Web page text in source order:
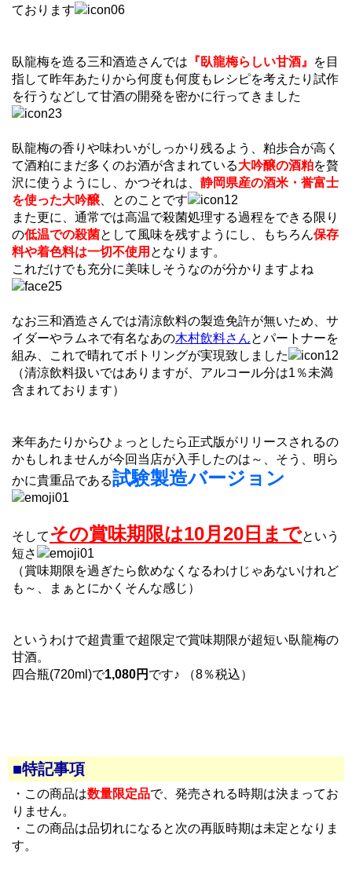
ております
臥龍梅を造る三和酒造さんでは 『臥龍梅らしい甘酒』
を目
指して昨年あたりから何度も何度もレシピを考えたり試作
を行うなどして甘酒の開発を密かに行ってきました
臥龍梅の香りや味わいがしっかり残るよう、粕歩合が高く
て酒粕にまだ多くのお酒が含まれている大吟醸の酒粕を贅
沢に使うようにし、かつそれは、 静岡県産の酒米・誉富士
を使った大吟醸 、とのことです
また更に、通常では高温で殺菌処理する過程をできる限り
の低温での殺菌として風味を残すようにし、もちろん保存
料や着色料は一切不使用 となります。
これだけでも充分に美味しそうなのが分かりますよね
なお三和酒造さんでは清涼飲料の製造免許が無いため、サ
イダーやラムネで有名なあの木村飲料さんとパートナーを
組み、これで晴れてボトリングが実現致しました
（清涼飲料扱いではありますが、アルコール分は1％未満
含まれております）
来年あたりからひょっとしたら正式版がリリースされるの
かもしれませんが今回当店が入手したのは～、そう、明ら
かに貴重品である試験製造バージョン
そしてその賞味期限は10月20日までという
短さ
（賞味期限を過ぎたら飲めなくなるわけじゃあないけれど
も～、まぁとにかくそんな感じ）
というわけで超貴重で超限定で賞味期限が超短い臥龍梅の
甘酒。
四合瓶(720ml)で1,080円 です♪ （8％税込）
■特記事項
・この商品は数量限定品で、発売される時期は決まってお
りません。
・この商品は品切れになると次の再販時期は未定となりま
す。